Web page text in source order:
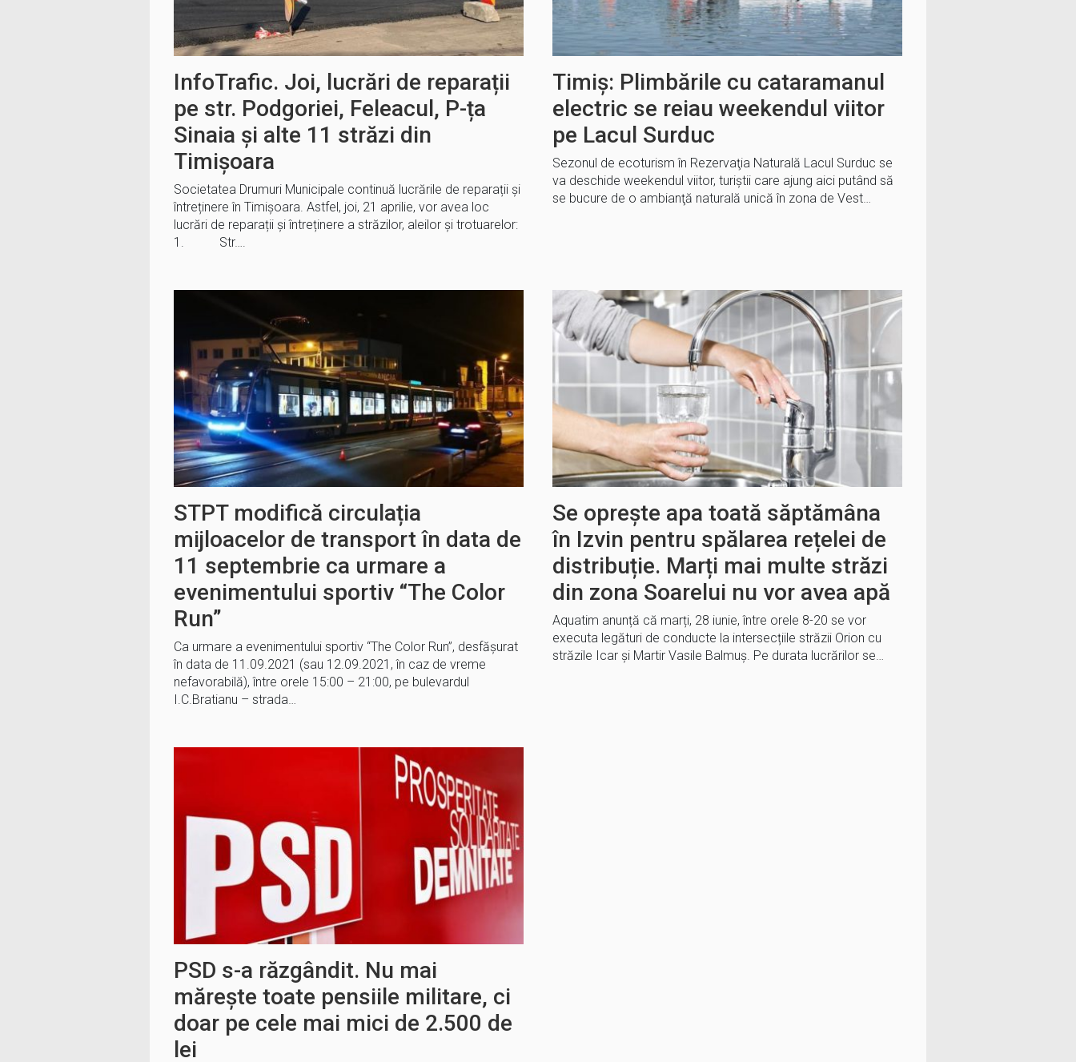
InfoTrafic. Joi, lucrări de reparații
pe str. Podgoriei, Feleacul, P-ța
Sinaia și alte 11 străzi din
Timișoara
Societatea Drumuri Municipale continuă lucrările de reparații și
întreținere în Timișoara. Astfel, joi, 21 aprilie, vor avea loc
lucrări de reparații și întreținere a străzilor, aleilor și trotuarelor:
1. Str….
Timiş: Plimbările cu cataramanul
electric se reiau weekendul viitor
pe Lacul Surduc
Sezonul de ecoturism în Rezervaţia Naturală Lacul Surduc se
va deschide weekendul viitor, turiştii care ajung aici putând să
se bucure de o ambianţă naturală unică în zona de Vest…
STPT modifică circulația
mijloacelor de transport în data de
11 septembrie ca urmare a
evenimentului sportiv “The Color
Run”
Ca urmare a evenimentului sportiv “The Color Run”, desfăşurat
în data de 11.09.2021 (sau 12.09.2021, în caz de vreme
nefavorabilă), între orele 15:00 – 21:00, pe bulevardul
I.C.Bratianu – strada…
Se oprește apa toată săptămâna
în Izvin pentru spălarea rețelei de
distribuție. Marți mai multe străzi
din zona Soarelui nu vor avea apă
Aquatim anunță că marți, 28 iunie, între orele 8-20 se vor
executa legături de conducte la intersecțiile străzii Orion cu
străzile Icar și Martir Vasile Balmuș. Pe durata lucrărilor se…
PSD s-a răzgândit. Nu mai
mărește toate pensiile militare, ci
doar pe cele mai mici de 2.500 de
lei